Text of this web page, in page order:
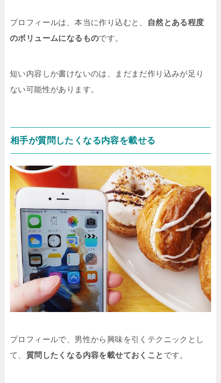
プロフィールは、本当に作り込むと、
自然とある程度
のボリュームになるものです。
短い内容しか書けないのは、まだまだ作り込みが足り
ない可能性があります。
相手が質問したくなる内容を載せる
プロフィールで、男性から興味を引くテクニックとし
て、 質問したくなる内容を載せておくこと です。